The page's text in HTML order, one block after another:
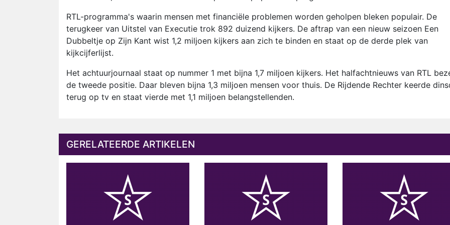
RTL-programma's waarin mensen met financiële problemen worden geholpen bleken populair. De
terugkeer van Uitstel van Executie trok 892 duizend kijkers. De aftrap van een nieuw seizoen Een
Dubbeltje op Zijn Kant wist 1,2 miljoen kijkers aan zich te binden en staat op de derde plek van
kijkcijferlijst.
Het achtuurjournaal staat op nummer 1 met bijna 1,7 miljoen kijkers. Het halfachtnieuws van RTL
de tweede positie. Daar bleven bijna 1,3 miljoen mensen voor thuis. De Rijdende Rechter keerde
terug op tv en staat vierde met 1,1 miljoen belangstellenden.
GERELATEERDE ARTIKELEN